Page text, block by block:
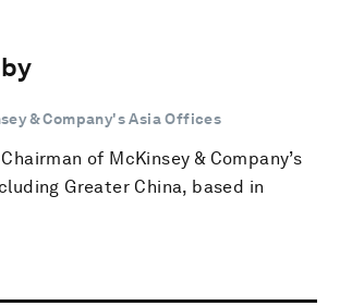
& Company's Asia Offices
of McKinsey & Company’s
Greater China, based in